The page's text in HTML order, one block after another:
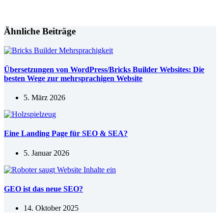
Ähnliche Beiträge
Übersetzungen von WordPress/Bricks Builder Websites: Die
besten Wege zur mehrsprachigen Website
5. März 2026
Eine Landing Page für SEO & SEA?
5. Januar 2026
GEO ist das neue SEO?
14. Oktober 2025